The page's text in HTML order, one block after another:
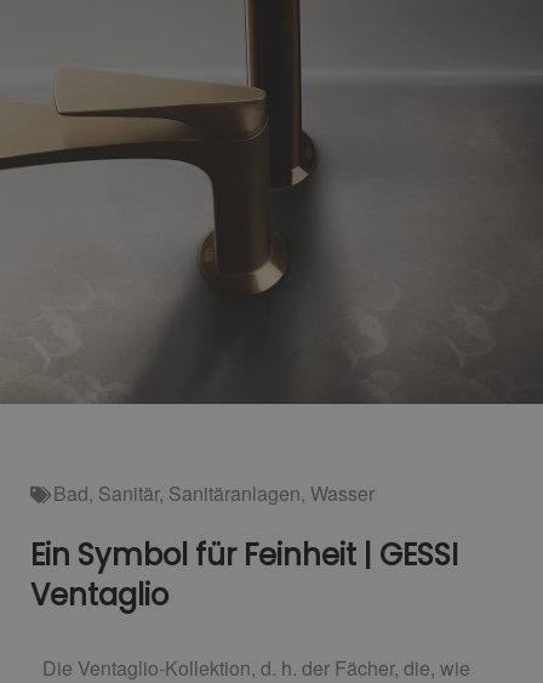
Bad, Sanitär, Sanitäranlagen, Wasser
Ein Symbol für Feinheit | GESSI
Ventaglio
Die Ventaglio-Kollektion, d. h. der Fächer, die, wie